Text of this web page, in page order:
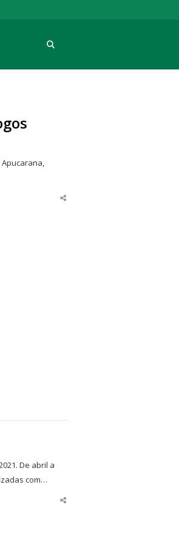
Apucarana,
Share
De abril a
com…
Share